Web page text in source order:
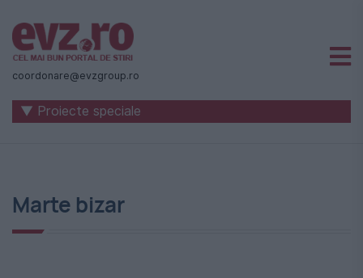
Știri
naționale
internaționale
-
Evenimentul
coordonare@evzgroup.ro
▼ Proiecte speciale
Marte bizar